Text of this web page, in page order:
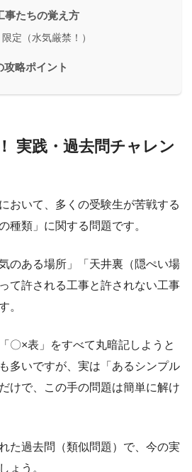
事たちの覚え方
定（水気厳禁！）
攻略ポイント
実践・過去問チャレン
おいて、多くの受験生が苦戦する
種類」に関する問題です。
のある場所」「天井裏（隠ぺい場
て許される工事と許されない工事
。
〇×表」をすべて丸暗記しようと
多いですが、実は「あるシンプル
けで、この手の問題は簡単に解け
た過去問（類似問題）で、今の実
ょう。